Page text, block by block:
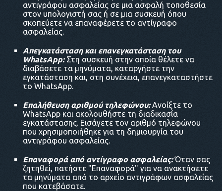
αντιγράφου ασφαλείας σε μια ασφαλή τοποθεσία
στον υπολογιστή σας ή σε μια συσκευή όπου
σκοπεύετε να επαναφέρετε το αντίγραφο
ασφαλείας.
Απεγκατάσταση και επανεγκατάσταση του
WhatsApp:Στη συσκευή στην οποία θέλετε να
διαβάσετε τα μηνύματα, καταργήστε την
εγκατάσταση και, στη συνέχεια, επανεγκαταστήστε
το WhatsApp.
Επαλήθευση αριθμού τηλεφώνου:Ανοίξτε το
WhatsApp και ακολουθήστε τη διαδικασία
εγκατάστασης. Εισάγετε τον αριθμό τηλεφώνου
που χρησιμοποιήθηκε για τη δημιουργία του
αντιγράφου ασφαλείας.
Επαναφορά από αντίγραφο ασφαλείας:Όταν σας
ζητηθεί, πατήστε "Επαναφορά" για να ανακτήσετε
τα μηνύματα από το αρχείο αντιγράφων ασφαλείας
που κατεβάσατε.